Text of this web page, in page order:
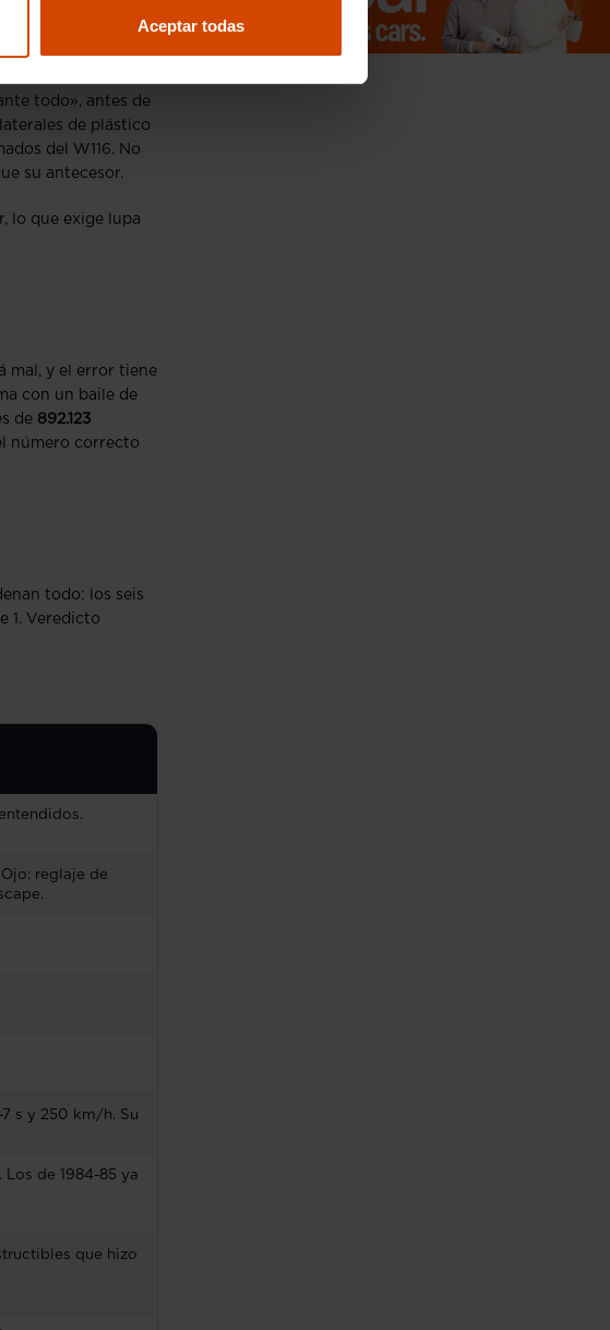
Aceptar todas
todo», antes de
de plástico
del W116. No
su antecesor.
lo que exige lupa
mal, y el error tiene
con un baile de
de 892.123
número correcto
todo: los seis
1. Veredicto
reglaje de
s y 250 km/h. Su
de 1984-85 ya
que hizo